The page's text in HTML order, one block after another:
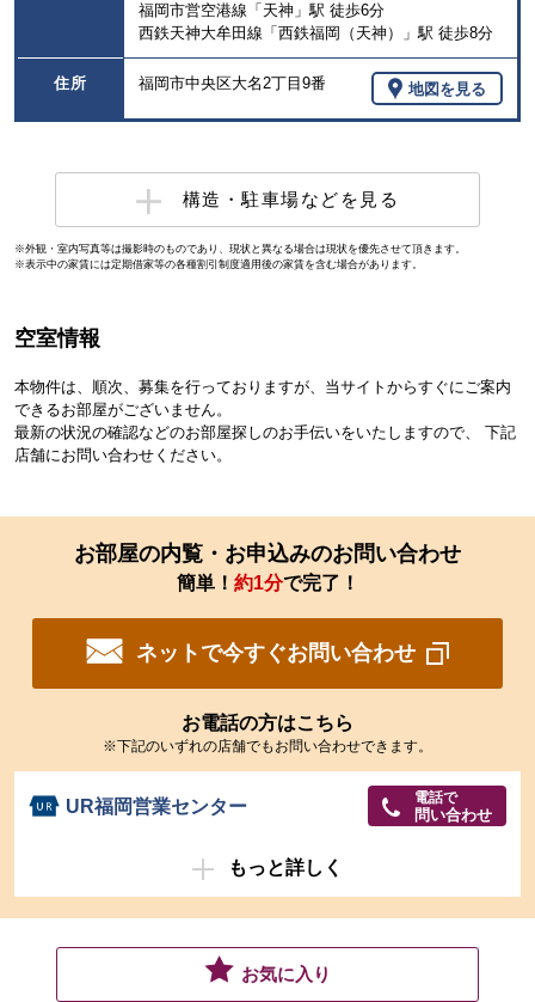
福岡市営空港線「天神」駅 徒歩6分
西鉄天神大牟田線「西鉄福岡（天神）」駅 徒歩8分
住所 福岡市中央区大名2丁目9番 地図を見る
構造・駐車場などを見る
※外観・室内写真等は撮影時のものであり、現状と異なる場合は現状を優先させて頂きます。
※表示中の家賃には定期借家等の各種割引制度適用後の家賃を含む場合があります。
空室情報
本物件は、順次、募集を行っておりますが、当サイトからすぐにご案内
できるお部屋がございません。
最新の状況の確認などのお部屋探しのお手伝いをいたしますので、 下記
店舗にお問い合わせください。
お部屋の内覧・お申込みのお問い合わせ
簡単！ 約1分で完了！
ネットで今すぐお問い合わせ
お電話の方はこちら
※下記のいずれの店舗でもお問い合わせできます。
UR福岡営業センター 電話で
問い合わせ
もっと詳しく
お気に入り